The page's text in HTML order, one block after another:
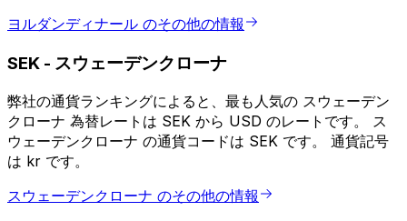
ヨルダンディナール のその他の情報
SEK - スウェーデンクローナ
弊社の通貨ランキングによると、最も人気の スウェーデン
クローナ 為替レートは SEK から USD のレートです。 ス
ウェーデンクローナ の通貨コードは SEK です。 通貨記号
は kr です。
スウェーデンクローナ のその他の情報